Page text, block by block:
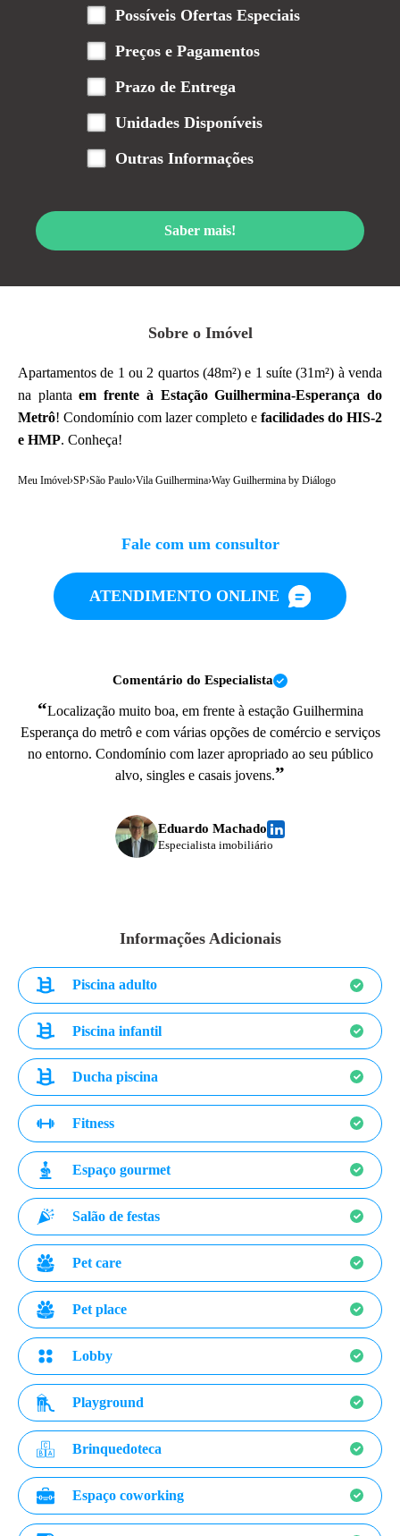
Sobre o Imóvel
Apartamentos de 1 ou 2 quartos (48m²) e 1 suíte (31m²) à venda
na plantaem frente à Estação Guilhermina-Esperança do
Metrô! Condomínio com lazer completo e facilidades do HIS-2
e HMP. Conheça!
Meu Imóvel›SP›São Paulo›Vila Guilhermina›Way Guilhermina by Diálogo
Possíveis Ofertas Especiais
Preços e Pagamentos
Prazo de Entrega
Unidades Disponíveis
Outras Informações
Saber mais!
Fale com um consultor
ATENDIMENTO ONLINE
Comentário do Especialista
“Localização muito boa, em frente à estação Guilhermina
Esperança do metrô e com várias opções de comércio e serviços
no entorno. Condomínio com lazer apropriado ao seu público
alvo, singles e casais jovens.”
Eduardo Machado
Especialista imobiliário
Informações Adicionais
Piscina adulto
Piscina infantil
Ducha piscina
Fitness
Espaço gourmet
Salão de festas
Pet care
Pet place
Lobby
Playground
Brinquedoteca
Espaço coworking